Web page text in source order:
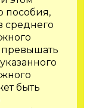
пособия,
среднего
превышать
быть